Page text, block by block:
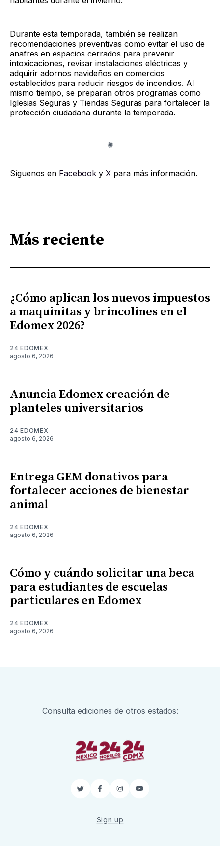
Durante esta temporada, también se realizan
recomendaciones preventivas como evitar el uso de
anafres en espacios cerrados para prevenir
intoxicaciones, revisar instalaciones eléctricas y
adquirir adornos navideños en comercios
establecidos para reducir riesgos de incendios. Al
mismo tiempo, se preparan otros programas como
Iglesias Seguras y Tiendas Seguras para fortalecer la
protección ciudadana durante la temporada.
Síguenos en Facebook y X para más información.
Más reciente
¿Cómo aplican los nuevos impuestos
a maquinitas y brincolines en el
Edomex 2026?
24 EDOMEX
agosto 6, 2026
Anuncia Edomex creación de
planteles universitarios
24 EDOMEX
agosto 6, 2026
Entrega GEM donativos para
fortalecer acciones de bienestar
animal
24 EDOMEX
agosto 6, 2026
Cómo y cuándo solicitar una beca
para estudiantes de escuelas
particulares en Edomex
24 EDOMEX
agosto 6, 2026
Consulta ediciones de otros estados:
TwitterFacebook
InstagramYouTube
Sign up